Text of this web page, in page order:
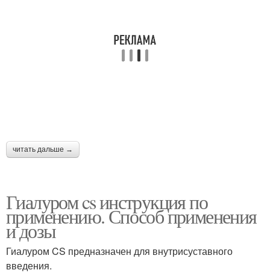
читать дальше →
Гиалуром cs инструкция по
применению. Способ применения
и дозы
Гиалуром CS предназначен для внутрисуставного
введения.